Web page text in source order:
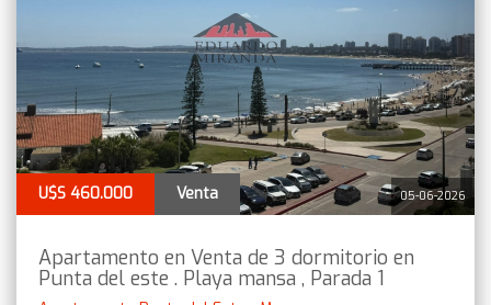
05-06-2026
U$S 460.000 Venta
Apartamento en Venta de 3 dormitorio en
Punta del este . Playa mansa , Parada 1